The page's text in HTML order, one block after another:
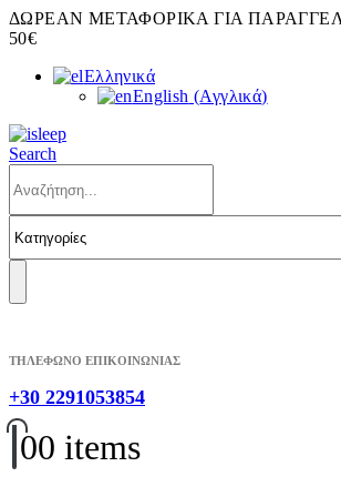
ΔΩΡΕΑΝ ΜΕΤΑΦΟΡΙΚΑ ΓΙΑ
50€
Ελληνικά
English (Αγγλικά)
Search
ΤΗΛΕΦΩΝΟ ΕΠΙΚΟΙΝΩΝΙΑΣ
+30 2291053854
00 items